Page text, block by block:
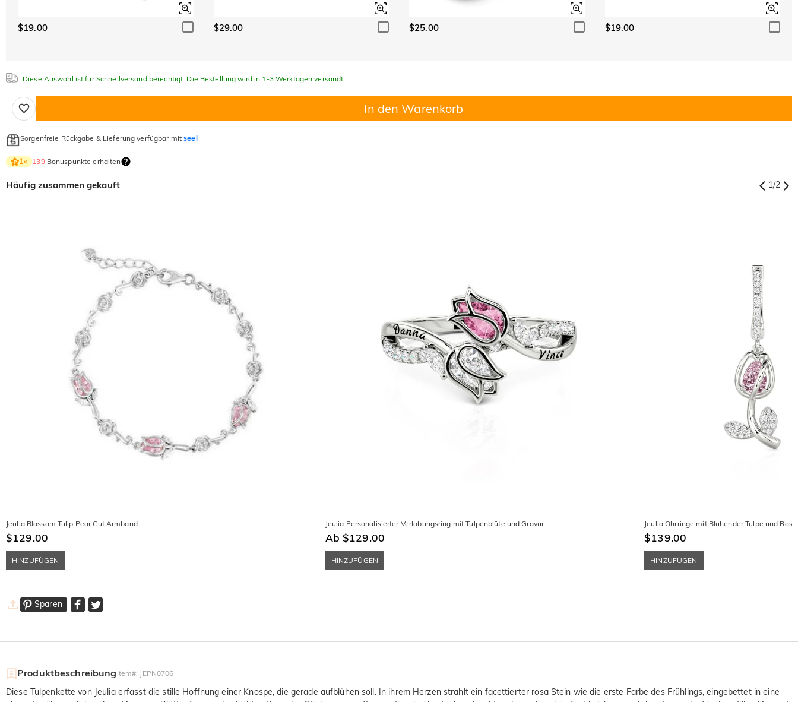
$19.00 $29.00 $25.00 $19.00
Diese Auswahl ist für Schnellversand berechtigt. Die Bestellung wird in 1-3 Werktagen versandt.
In den Warenkorb
Sorgenfreie Rückgabe & Lieferung verfügbar mitseel
1× 139Bonuspunkte erhalten
Häufig zusammen gekauft 1/2
Jeulia Blossom Tulip Pear Cut Armband
$129.00
HINZUFÜGEN
Jeulia Personalisierter Verlobungsring mit Tulpenblüte und Gravur
Ab $129.00
HINZUFÜGEN
Jeulia Ohrringe mit Blühender Tulpe und
$139.00
HINZUFÜGEN
Sparen
Produktbeschreibung Item#: JEPN0706
Diese Tulpenkette von Jeulia erfasst die stille Hoffnung einer Knospe, die gerade aufblühen soll. In ihrem Herzen strahlt ein facettierter rosa Stein wie die erste Farbe des Frühlings, eingebettet in eine